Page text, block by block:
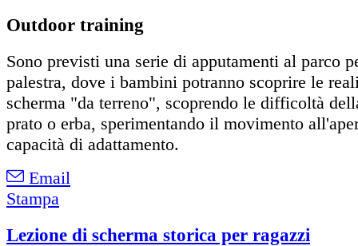
Outdoor training
Sono previsti una serie di apputamenti al parco
palestra, dove i bambini potranno scoprire le
scherma "da terreno", scoprendo le difficoltà
prato o erba, sperimentando il movimento
capacità di adattamento.
Email
Stampa
Lezione di scherma storica per ragazzi